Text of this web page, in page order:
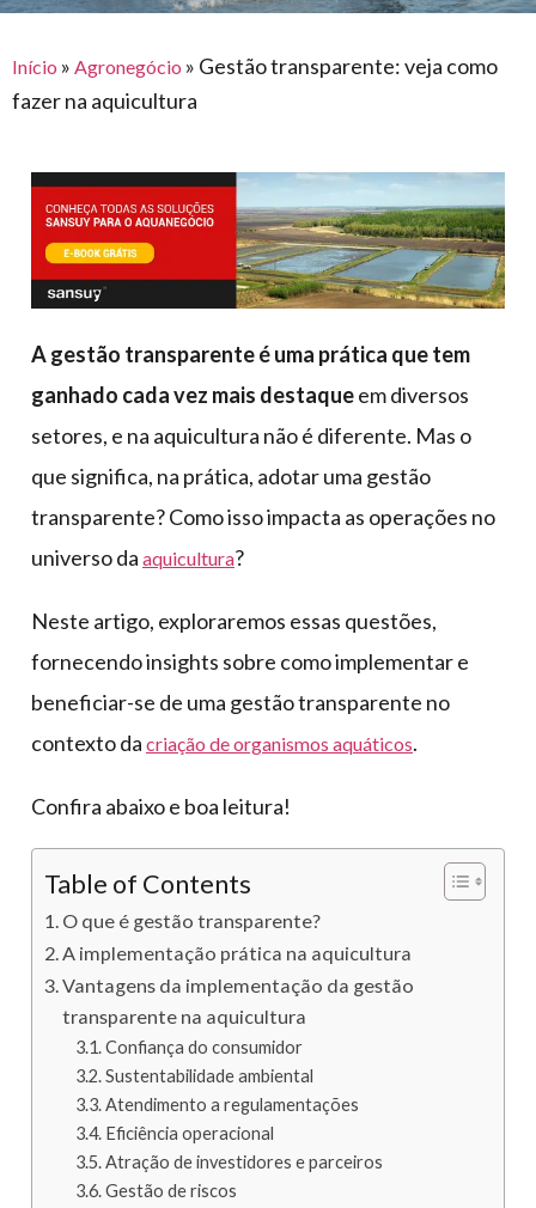
eventos
para
agronegócio
toldos
construção
civil
mercado
automotivo
móveis,
calçados,
epi's
e
multiúso
e logística
armazenagem
lonas
de
caminhoneiro
Início » Agronegócio » Gestão transparente: veja como
fazer na aquicultura
A gestão transparente é uma prática que tem
ganhado cada vez mais destaqueem diversos
setores, e na aquicultura não é diferente. Mas o
que significa, na prática, adotar uma gestão
transparente? Como isso impacta as operações no
universo da aquicultura?
Neste artigo, exploraremos essas questões,
fornecendo insights sobre como implementar e
beneficiar-se de uma gestão transparente no
contexto da criação de organismos aquáticos.
Confira abaixo e boa leitura!
Table of Contents
O que é gestão transparente?
A implementação prática na aquicultura
Vantagens da implementação da gestão
transparente na aquicultura
Confiança do consumidor
Sustentabilidade ambiental
Atendimento a regulamentações
Eficiência operacional
Atração de investidores e parceiros
Gestão de riscos